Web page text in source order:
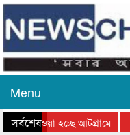
Menu
সর্বশেষ
যাওয়া হচ্ছে আটগ্রামে